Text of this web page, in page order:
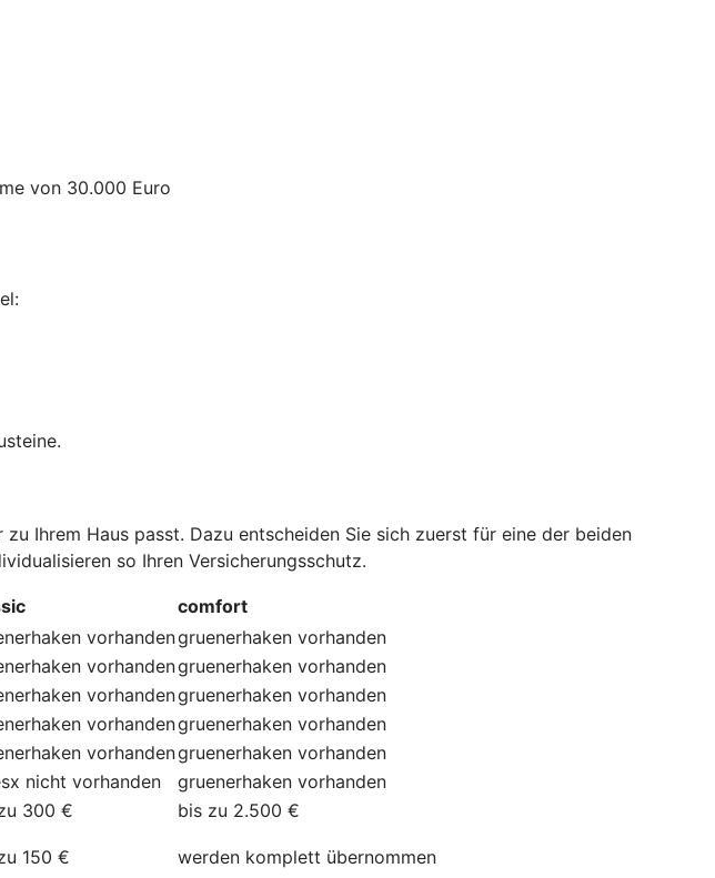
von 30.000 Euro
.
Ihrem Haus passt. Dazu entscheiden Sie sich zuerst für eine der beiden
so Ihren Versicherungsschutz.
comfort
vorhandengruenerhaken vorhanden
vorhandengruenerhaken vorhanden
vorhandengruenerhaken vorhanden
vorhandengruenerhaken vorhanden
vorhandengruenerhaken vorhanden
nicht vorhanden gruenerhaken vorhanden
300 € bis zu 2.500 €
150 € werden komplett übernommen